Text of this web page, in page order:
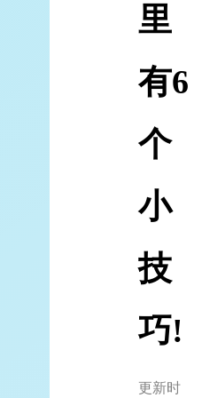
里
有6
个
小
技
巧!
更新时